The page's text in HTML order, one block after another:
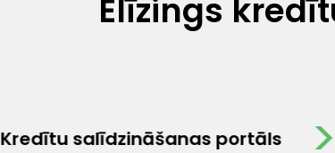
Elīzings
Kredītu salīdzināšanas portāls